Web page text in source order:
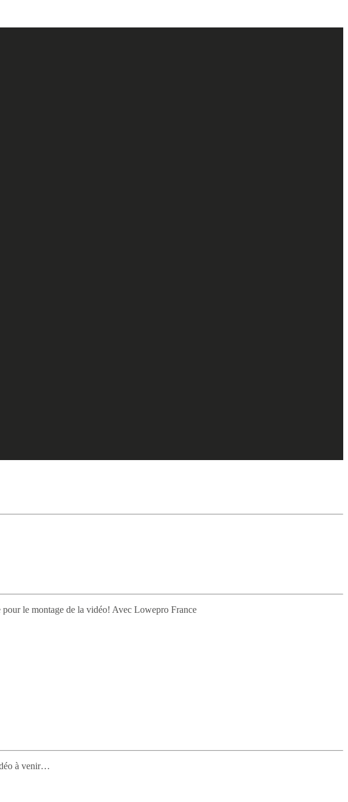
pour le montage de la vidéo! Avec Lowepro France
à venir…